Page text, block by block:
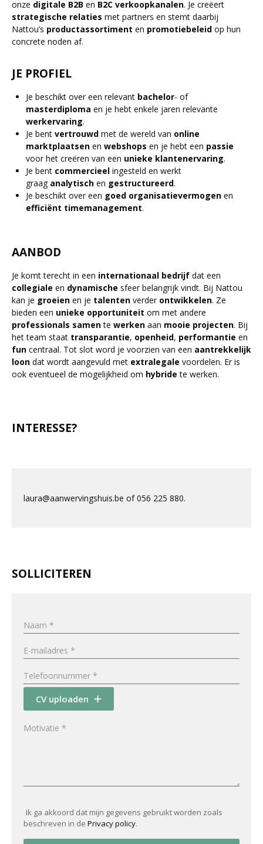
onze digitale B2B en B2C verkoopkanalen. Je creëert
strategische relaties met partners en stemt daarbij
Nattou’s productassortiment en promotiebeleid op hun
concrete noden af.
JE PROFIEL
Je beschikt over een relevant bachelor- of
masterdiploma en je hebt enkele jaren relevante
werkervaring.
Je bent vertrouwd met de wereld van online
marktplaatsen en webshops en je hebt een passie
voor het creëren van een unieke klantenervaring.
Je bent commercieel ingesteld en werkt
graag analytisch en gestructureerd.
Je beschikt over een goed organisatievermogen en
efficiënt timemanagement.
AANBOD
Je komt terecht in een internationaal bedrijf dat een
collegiale en dynamische sfeer belangrijk vindt. Bij Nattou
kan je groeien en je talenten verder ontwikkelen. Ze
bieden een unieke opportuniteit om met andere
professionals samente werken aan mooie projecten. Bij
het team staat transparantie, openheid, performantie en
fun centraal. Tot slot word je voorzien van een aantrekkelijk
loon dat wordt aangevuld met extralegale voordelen. Er is
ook eventueel de mogelijkheid om hybride te werken.
INTERESSE?
laura@aanwervingshuis.be of 056 225 880.
SOLLICITEREN
CV uploaden
Ik ga akkoord dat mijn gegevens gebruikt worden zoals
beschreven in de Privacy policy.